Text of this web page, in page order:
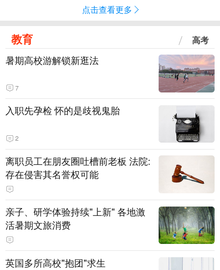
点击查看更多
教育 高考
暑期高校游解锁新逛法
7
入职先孕检 怀的是歧视鬼胎
2
离职员工在朋友圈吐槽前老板 法院:
存在侵害其名誉权可能
亲子、研学体验持续"上新" 各地激
活暑期文旅消费
英国多所高校"抱团"求生